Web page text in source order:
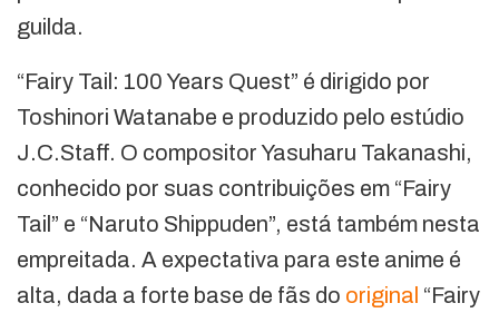
guilda.
“Fairy Tail: 100 Years Quest” é dirigido por
Toshinori Watanabe e produzido pelo estúdio
J.C.Staff. O compositor Yasuharu Takanashi,
conhecido por suas contribuições em “Fairy
Tail” e “Naruto Shippuden”, está também nesta
empreitada. A expectativa para este anime é
alta, dada a forte base de fãs do original “Fairy